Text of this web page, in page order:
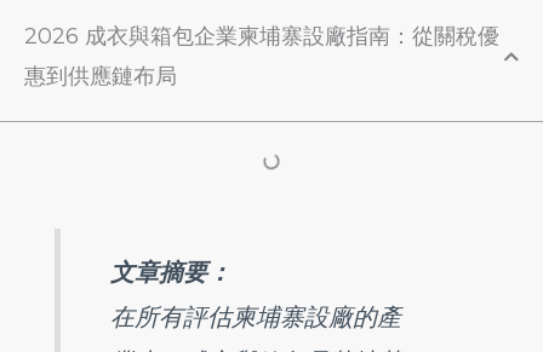
2026 成衣與箱包企業柬埔寨設廠指南：從關稅優
惠到供應鏈布局
文章摘要：
在所有評估柬埔寨設廠的產